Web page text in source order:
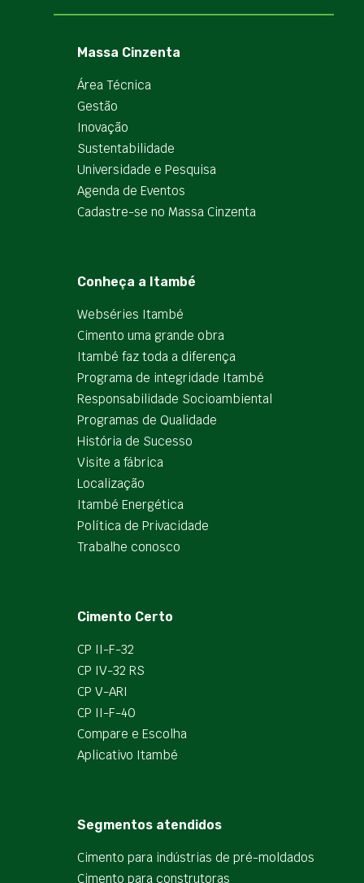
Massa Cinzenta
Área Técnica
Gestão
Inovação
Sustentabilidade
Universidade e Pesquisa
Agenda de Eventos
Cadastre-se no Massa Cinzenta
Conheça a Itambé
Webséries Itambé
Cimento uma grande obra
Itambé faz toda a diferença
Programa de integridade Itambé
Responsabilidade Socioambiental
Programas de Qualidade
História de Sucesso
Visite a fábrica
Localização
Itambé Energética
Política de Privacidade
Trabalhe conosco
Cimento Certo
CP II-F-32
CP IV-32 RS
CP V-ARI
CP II-F-40
Compare e Escolha
Aplicativo Itambé
Segmentos atendidos
Cimento para indústrias de pré-moldados
Cimento para construtoras